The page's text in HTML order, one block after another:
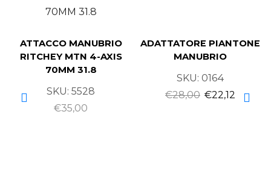
ATTACCO MANUBRIO
RITCHEY MTN 4-AXIS
70MM 31.8
SKU: 5528
€35,00
ADATTATORE PIANTONE
MANUBRIO
SKU: 0164
€28,00 €22,12